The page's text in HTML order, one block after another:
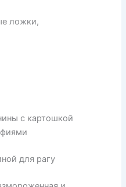
ложки,
с картошкой
для рагу